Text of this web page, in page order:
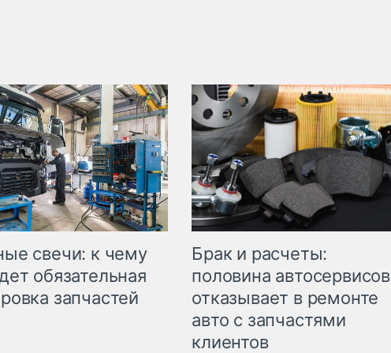
свечи: к чему
обязательная
запчастей
Брак и расчеты:
половина автосервисов
отказывает в ремонте
авто с запчастями
клиентов